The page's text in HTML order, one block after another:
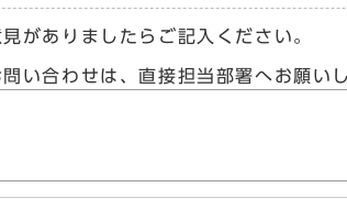
がありましたらご記入ください。
問い合わせは、直接担当部署へお願